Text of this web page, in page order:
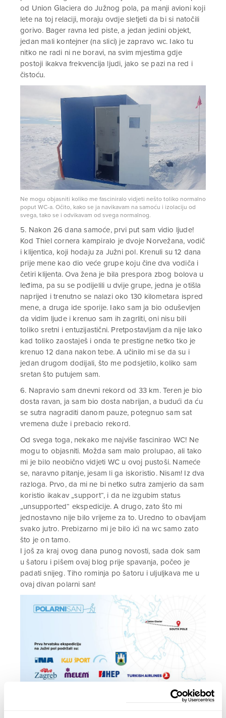
od Union Glaciera do Južnog pola, pa manji avioni koji
lete na toj relaciji, moraju ovdje sletjeti da bi si natočili
gorivo. Bager ravna led piste, a jedan jedini objekt,
jedan mali kontejner (na slici) je zapravo wc. Iako tu
nitko ne radi ni ne boravi, na svim mjestima gdje
postoji ikakva frekvencija ljudi, jako se pazi na red i
čistoću.
Ne mogu objasniti koliko me fasciniralo vidjeti nešto toliko normalno
poput WC-a. Očito, kako se ja navikavam na samoću i izolaciju od
svega, tako se i odvikavam od svega normalnog.
5. Nakon 26 dana samoće, prvi put sam vidio ljude!
Kod Thiel cornera kampiralo je dvoje Norvežana, vodič
i klijentica, koji hodaju za Južni pol. Krenuli su 12 dana
prije mene kao dio veće grupe koju čine dva vodiča i
četiri klijenta. Ova žena je bila prespora zbog bolova u
leđima, pa su se podijelili u dvije grupe, jedna je otišla
naprijed i trenutno se nalazi oko 130 kilometara ispred
mene, a druga ide sporije. Iako sam ja bio oduševljen
da vidim ljude i krenuo sam ih zagrliti, oni nisu bili
toliko sretni i entuzijastični. Pretpostavljam da nije lako
kad toliko zaostaješ i onda te prestigne netko tko je
krenuo 12 dana nakon tebe. A učinilo mi se da su i
jedan drugom dodijali, što me podsjetilo, koliko sam
sretan što putujem sam.
6. Napravio sam dnevni rekord od 33 km. Teren je bio
dosta ravan, ja sam bio dosta nabrijan, a budući da ću
se sutra nagraditi danom pauze, potegnuo sam sat
vremena duže i prebacio rekord.
Od svega toga, nekako me najviše fascinirao WC! Ne
mogu to objasniti. Možda sam malo prolupao, ali tako
mi je bilo neobično vidjeti WC u ovoj pustoši. Nameće
se, naravno pitanje, jesam li ga iskoristio. Nisam! Iz dva
razloga. Prvo, da mi ne bi netko sutra zamjerio da sam
koristio ikakav „support“, i da ne izgubim status
„unsupported“ ekspedicije. A drugo, zato što mi
jednostavno nije bilo vrijeme za to. Uredno to obavljam
svako jutro. Prebizarno mi je bilo ići na wc samo zato
što je on tamo.
I još za kraj ovog dana punog novosti, sada dok sam
u šatoru i pišem ovaj blog prije spavanja, počeo je
padati snijeg. Tiho rominja po šatoru i uljuljkava me u
ovaj divan polarni san!